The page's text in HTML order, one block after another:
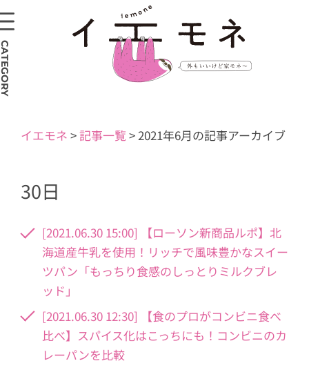
イエモネ >記事一覧>2021年6月の記事アーカイブ
30日
[2021.06.30 15:00] 【ローソン新商品ルポ】北
海道産牛乳を使用！リッチで風味豊かなスイー
ツパン「もっちり食感のしっとりミルクブレ
ッド」
[2021.06.30 12:30] 【食のプロがコンビニ食べ
比べ】スパイス化はこっちにも！コンビニのカ
レーパンを比較